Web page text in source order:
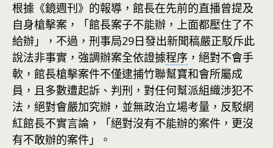
根據《鏡週刊》的報導，館長在先前的直播曾提及
自身槍擊案，「館長案子不能辦，上面都壓住了不
給辦」，不過，刑事局29日發出新聞稿嚴正駁斥此
說法非事實，強調辦案全依證據程序 ，絕對不會手
軟，館長槍擊案件不僅逮捕竹聯幫寶和會所屬成
員，且多數遭起訴、判刑，對任何幫派組織涉犯不
法，絕對會嚴加究辦，並無政治立場考量，反駁網
紅館長不實言論，「絕對沒有不能辦的案件，更沒
有不敢辦的案件」。